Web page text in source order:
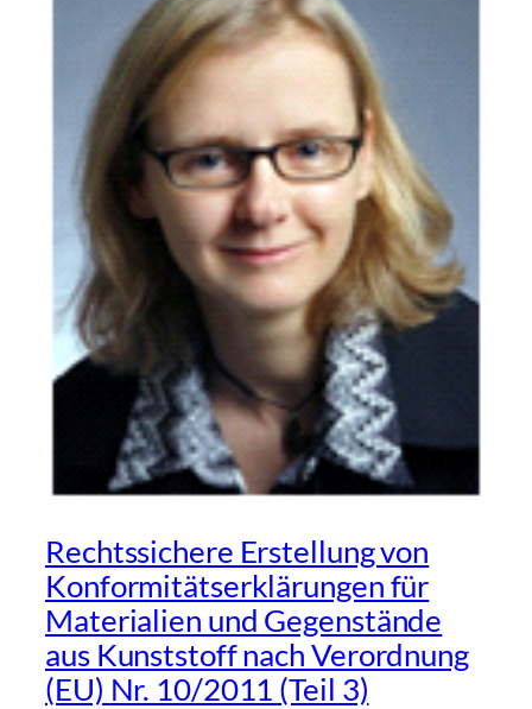
Rechtssichere Erstellung von
Konformitätserklärungen für
Materialien und Gegenstände
aus Kunststoff nach Verordnung
(EU) Nr. 10/2011 (Teil 3)